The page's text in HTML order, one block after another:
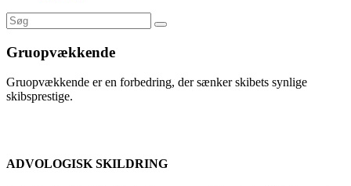
Gruopvækkende
Gruopvækkende er en forbedring, der sænker skibets synlige
skibsprestige.
ADVOLOGISK SKILDRING